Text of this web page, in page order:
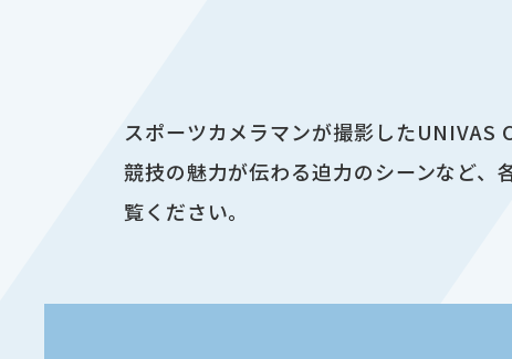
スポーツカメラマンが撮影したUNIVAS
競技の魅力が伝わる迫力のシーンなど
覧ください。